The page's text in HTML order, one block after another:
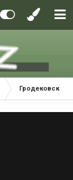
Гродековский